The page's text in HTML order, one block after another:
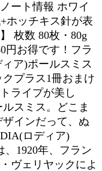
ート情報 ホワイ
ホッチキス針が表
枚数 80枚・80g
円お得です！フラ
ア)ポールスミス
プラス1冊おまけ
ライプが美し
スミス。どこま
インだって、ぬ
ロディア)
、1920年、フラン
ヴェリヤックによ